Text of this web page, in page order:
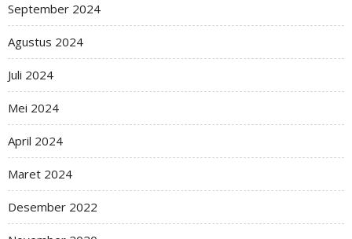
September 2024
Agustus 2024
Juli 2024
Mei 2024
April 2024
Maret 2024
Desember 2022